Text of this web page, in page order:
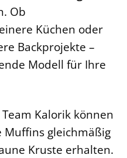
Ob
Küchen oder
Backprojekte –
Modell für Ihre
Kalorik können
Muffins gleichmäßig
Kruste erhalten.